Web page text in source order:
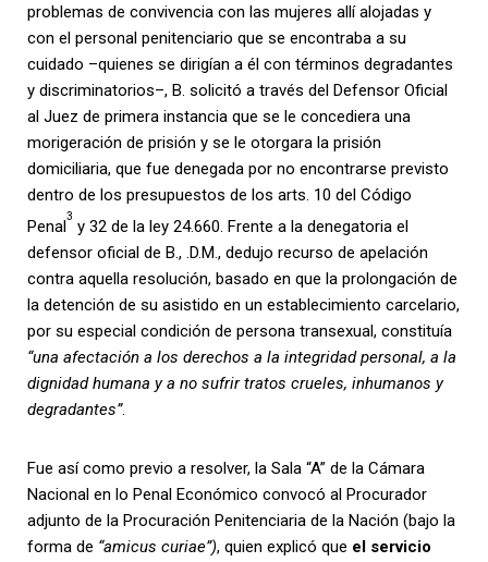
problemas de convivencia con las mujeres allí alojadas y
con el personal penitenciario que se encontraba a su
cuidado –quienes se dirigían a él con términos degradantes
y discriminatorios–, B. solicitó a través del Defensor Oficial
al Juez de primera instancia que se le concediera una
morigeración de prisión y se le otorgara la prisión
domiciliaria, que fue denegada por no encontrarse previsto
dentro de los presupuestos de los arts. 10 del Código
Penal
3
y 32 de la ley 24.660. Frente a la denegatoria el
defensor oficial de B., .D.M., dedujo recurso de apelación
contra aquella resolución, basado en que la prolongación de
la detención de su asistido en un establecimiento carcelario,
por su especial condición de persona transexual, constituía
“una afectación a los derechos a la integridad personal, a la
dignidad humana y a no sufrir tratos crueles, inhumanos y
degradantes”.
Fue así como previo a resolver, la Sala “A” de la Cámara
Nacional en lo Penal Económico convocó al Procurador
adjunto de la Procuración Penitenciaria de la Nación (bajo la
forma de “amicus curiae”), quien explicó que el servicio